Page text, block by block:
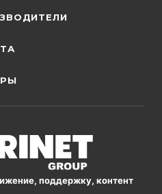
поддержку, контент